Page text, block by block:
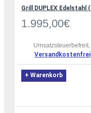
1.995,00€
Umsatzsteuerbefreit,
Versandkostenfrei
+ Warenkorb